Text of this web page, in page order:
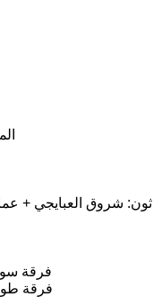
شروق العبايجي +
فرقة
فرقة